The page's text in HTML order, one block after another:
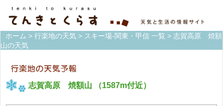
ホーム > 行楽地の天気 > スキー場-関東・甲信 一覧 > 志賀高原 焼額
山の天気
志賀高原 焼額山 （1587m付近）